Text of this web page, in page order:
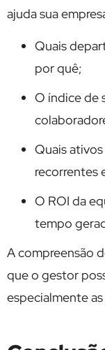
ajuda sua
Quais
por quê;
O índice de
Quais
recorrentes
O ROI da
tempo
A compreensão
que o gestor
especialmente